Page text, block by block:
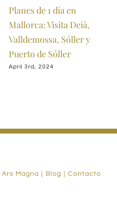
Planes de 1 día en
Mallorca: Visita Deià,
Valldemossa, Sóller y
Puerto de Sóller
April 3rd, 2024
Ars Magna Blog Contacto